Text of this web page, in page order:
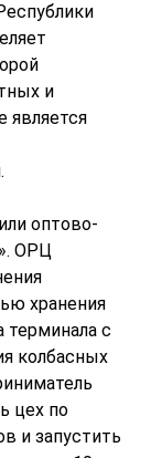
и
является
оптово-
ОРЦ
хранения
терминала с
колбасных
цех по
и запустить